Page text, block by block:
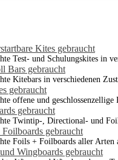
Kites gebraucht
Test- und Schulungskites in
Bars gebraucht
Kitebars in verschiedenen
gebraucht
offene und
gebraucht
Twintip-, Directional- und
gebraucht
Foils + Foilboards aller Arten
Wingboards gebraucht